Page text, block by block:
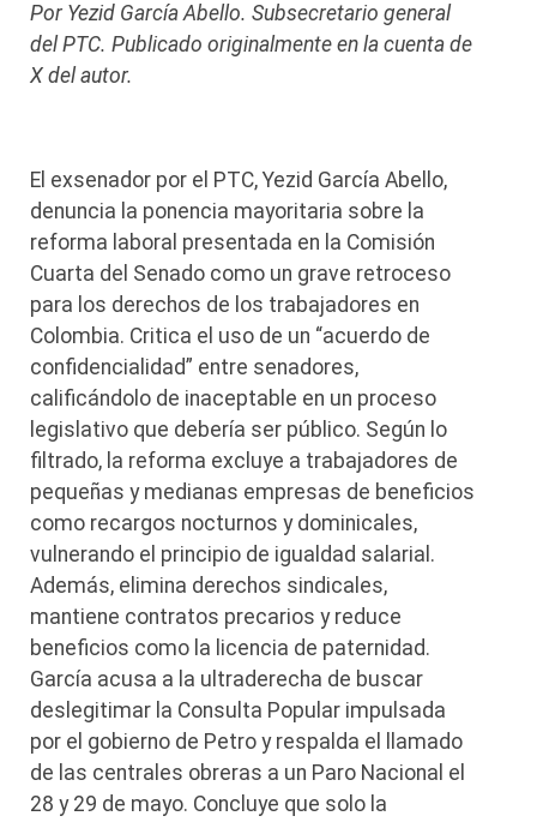
Por Yezid García Abello. Subsecretario general
del PTC. Publicado originalmente en la cuenta de
X del autor.
El exsenador por el PTC, Yezid García Abello,
denuncia la ponencia mayoritaria sobre la
reforma laboral presentada en la Comisión
Cuarta del Senado como un grave retroceso
para los derechos de los trabajadores en
Colombia. Critica el uso de un “acuerdo de
confidencialidad” entre senadores,
calificándolo de inaceptable en un proceso
legislativo que debería ser público. Según lo
filtrado, la reforma excluye a trabajadores de
pequeñas y medianas empresas de beneficios
como recargos nocturnos y dominicales,
vulnerando el principio de igualdad salarial.
Además, elimina derechos sindicales,
mantiene contratos precarios y reduce
beneficios como la licencia de paternidad.
García acusa a la ultraderecha de buscar
deslegitimar la Consulta Popular impulsada
por el gobierno de Petro y respalda el llamado
de las centrales obreras a un Paro Nacional el
28 y 29 de mayo. Concluye que solo la